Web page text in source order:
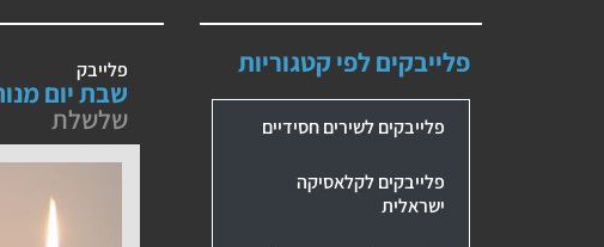
פלייבקים לפי קטגוריות
פלייבקים לשירים חסידיים
פלייבקים לקלאסיקה
ישראלית
פלייבק
שבת יום
שלשלת